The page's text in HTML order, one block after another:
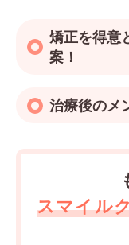
矯正を得意
案！
治療後のメ
スマイル